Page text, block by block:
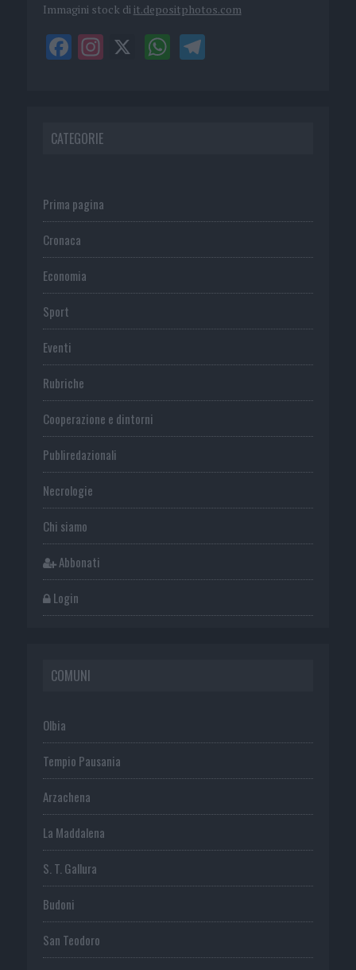
Immagini stock di it.depositphotos.com
CATEGORIE
Prima pagina
Cronaca
Economia
Sport
Eventi
Rubriche
Cooperazione e dintorni
Publiredazionali
Necrologie
Chi siamo
Abbonati
Login
COMUNI
Olbia
Tempio Pausania
Arzachena
La Maddalena
S. T. Gallura
Budoni
San Teodoro